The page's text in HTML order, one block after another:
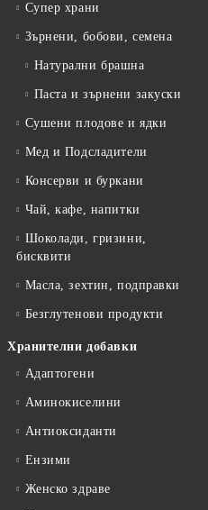
Супер храни
Зърнени, бобови, семена
Натурални брашна
Паста и зърнени закуски
Сушени плодове и ядки
Мед и Подсладители
Консерви и буркани
Чай, кафе, напитки
Шоколади, гризини,
бисквити
Масла, зехтин, подправки
Безглутенови продукти
Хранителни добавки
Адаптогени
Аминокиселини
Антиоксиданти
Ензими
Женско здраве